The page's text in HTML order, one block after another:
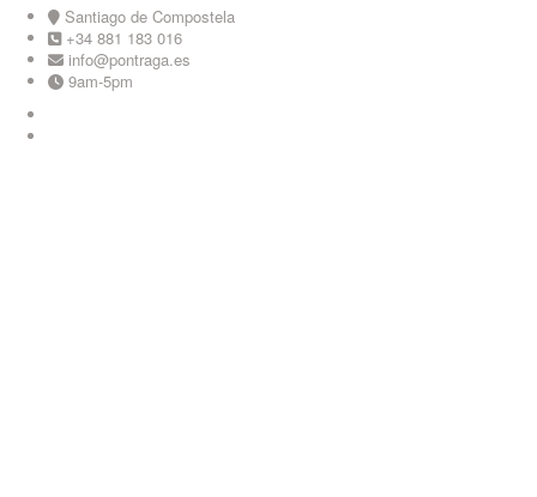
Skip
content
Santiago de Compostela
+34 881 183 016
info@pontraga.es
9am-5pm